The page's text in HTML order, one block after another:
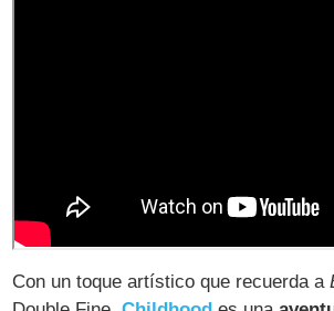
Con un toque artístico que recuerda a